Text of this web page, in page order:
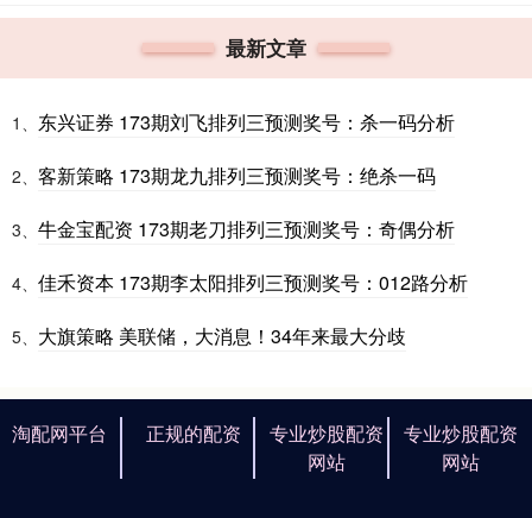
最新文章
1、 东兴证券 173期刘飞排列三预测奖号：杀一码分析
2、 客新策略 173期龙九排列三预测奖号：绝杀一码
3、 牛金宝配资 173期老刀排列三预测奖号：奇偶分析
4、 佳禾资本 173期李太阳排列三预测奖号：012路分析
5、 大旗策略 美联储，大消息！34年来最大分歧
淘配网平台 正规的配资
专业炒股配资
网站
专业炒股配资
网站